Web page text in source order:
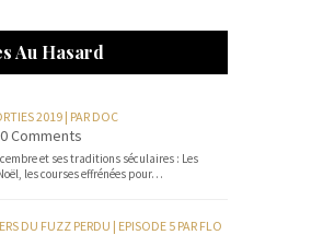
Au Hasard
2019 | PAR DOC
Comments
et ses traditions séculaires : Les
les courses effrénées pour…
DU FUZZ PERDU | EPISODE 5 PAR FLO